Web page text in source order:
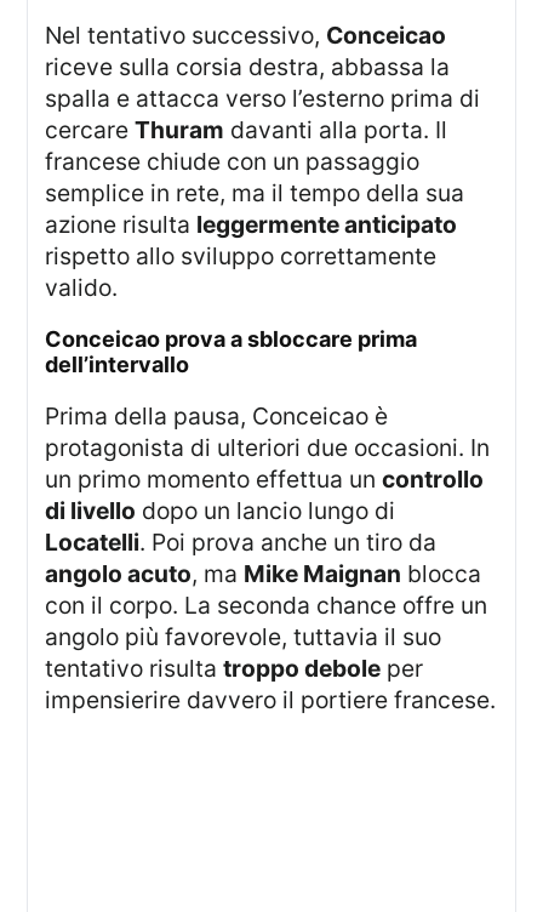
Nel tentativo successivo, Conceicao
riceve sulla corsia destra, abbassa la
spalla e attacca verso l’esterno prima di
cercareThuram davanti alla porta. Il
francese chiude con un passaggio
semplice in rete, ma il tempo della sua
azione risulta leggermente anticipato
rispetto allo sviluppo correttamente
valido.
conceicao prova a sbloccare prima
dell’intervallo
Prima della pausa, Conceicao è
protagonista di ulteriori due occasioni. In
un primo momento effettua uncontrollo
di livello dopo un lancio lungo di
Locatelli. Poi prova anche un tiro da
angolo acuto, ma Mike Maignan blocca
con il corpo. La seconda chance offre un
angolo più favorevole, tuttavia il suo
tentativo risultatroppo debole per
impensierire davvero il portiere francese.